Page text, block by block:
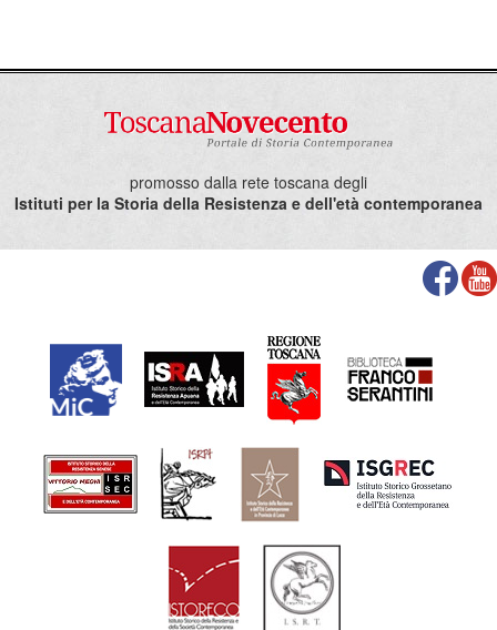
promosso dalla rete toscana degli
Istituti per la Storia della Resistenza e dell'età contemporanea